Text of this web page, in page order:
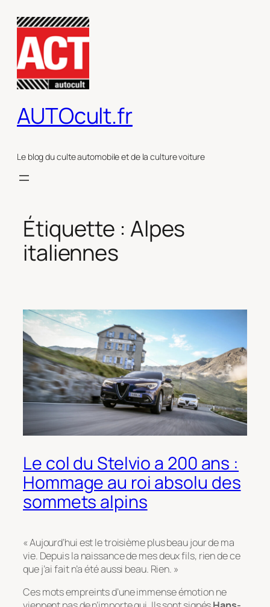
contenu
AUTOcult.fr
Le blog du culte automobile et de la culture voiture
Étiquette : Alpes
italiennes
Le col du Stelvio a 200 ans :
Hommage au roi absolu des
sommets alpins
« Aujourd’hui est le troisième plus beau jour de ma
vie. Depuis la naissance de mes deux fils, rien de ce
que j’ai fait n’a été aussi beau. Rien. »
Ces mots empreints d’une immense émotion ne